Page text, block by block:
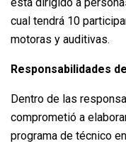
cual tendrá 10
motoras y auditivas.
Responsabilidades
Dentro de las
comprometió a
programa de técnico